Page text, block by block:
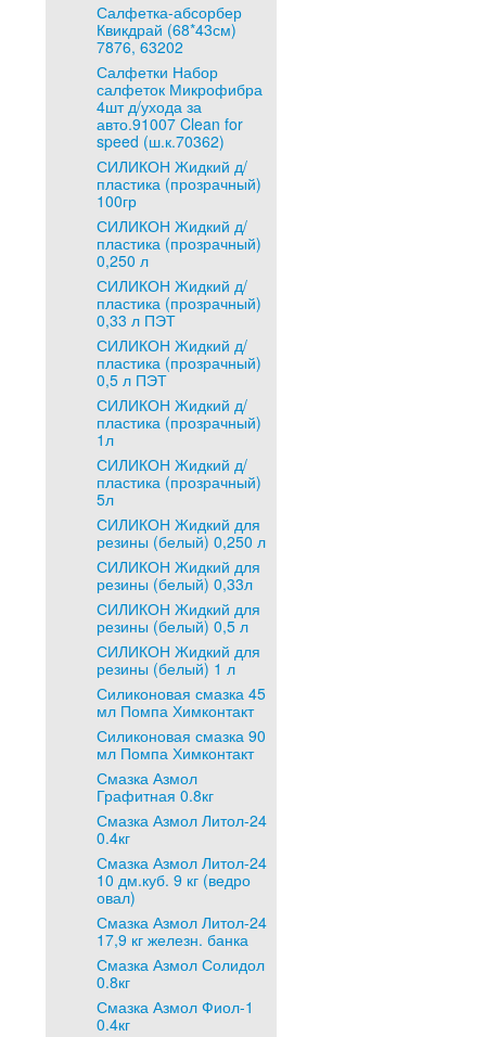
Салфетка-абсорбер
Квикдрай (68*43см)
7876, 63202
Салфетки Набор
салфеток Микрофибра
4шт д/ухода за
авто.91007 Clean for
speed (ш.к.70362)
СИЛИКОН Жидкий д/
пластика (прозрачный)
100гр
СИЛИКОН Жидкий д/
пластика (прозрачный)
0,250 л
СИЛИКОН Жидкий д/
пластика (прозрачный)
0,33 л ПЭТ
СИЛИКОН Жидкий д/
пластика (прозрачный)
0,5 л ПЭТ
СИЛИКОН Жидкий д/
пластика (прозрачный)
1л
СИЛИКОН Жидкий д/
пластика (прозрачный)
5л
СИЛИКОН Жидкий для
резины (белый) 0,250 л
СИЛИКОН Жидкий для
резины (белый) 0,33л
СИЛИКОН Жидкий для
резины (белый) 0,5 л
СИЛИКОН Жидкий для
резины (белый) 1 л
Силиконовая смазка 45
мл Помпа Химконтакт
Силиконовая смазка 90
мл Помпа Химконтакт
Смазка Азмол
Графитная 0.8кг
Смазка Азмол Литол-24
0.4кг
Смазка Азмол Литол-24
10 дм.куб. 9 кг (ведро
овал)
Смазка Азмол Литол-24
17,9 кг железн. банка
Смазка Азмол Солидол
0.8кг
Смазка Азмол Фиол-1
0.4кг